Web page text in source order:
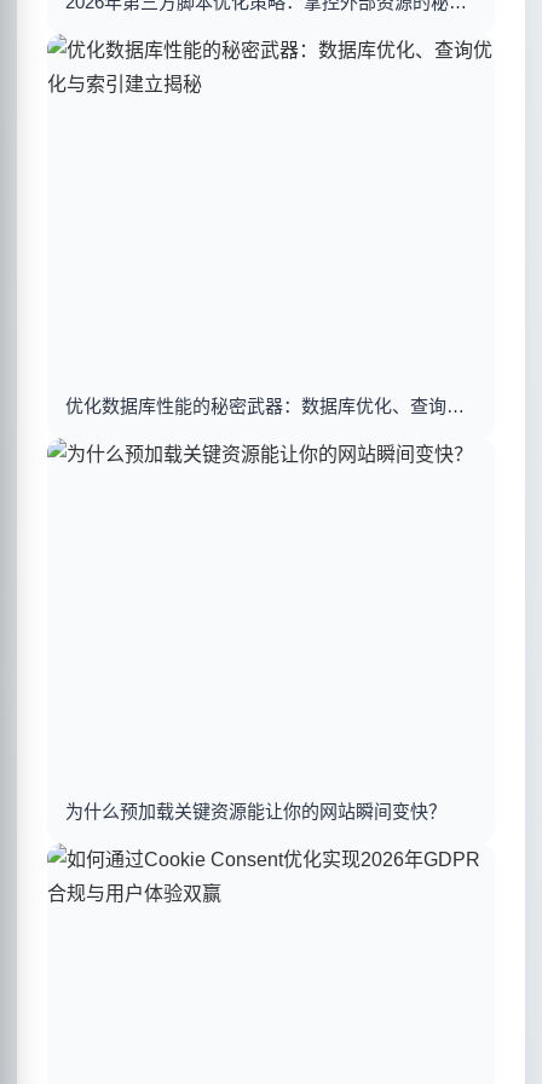
优化数据库性能的秘密武器：数据库优化、查询优化与索引建立揭秘
为什么预加载关键资源能让你的网站瞬间变快？